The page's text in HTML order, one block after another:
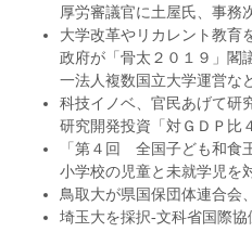
厚労審議官に土屋氏、事務
大学改革やリカレント教育
政府が「骨太２０１９」閣
一法人複数国立大学運営な
科技イノベ、官民あげて研
研究開発投資「対ＧＤＰ比
「第４回 全国子ども和食
小学校の児童と未就学児を
鳥取大が県国保団体連合会
埼玉大を採択‐文科省国際協